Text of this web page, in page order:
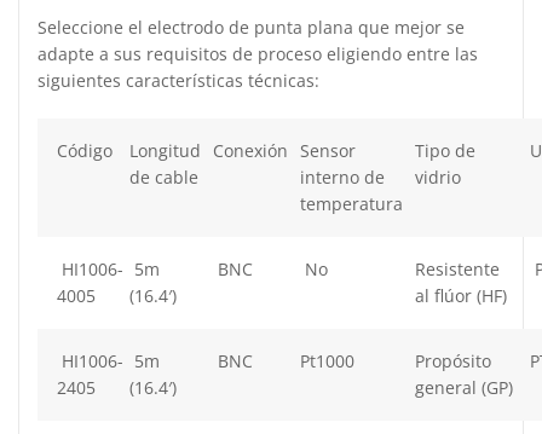
Seleccione el electrodo de punta plana que mejor se
adapte a sus requisitos de proceso eligiendo entre las
siguientes características técnicas:
Código
Longitud
de cable
Conexión
Sensor
interno de
temperatura
Tipo de
vidrio
HI1006-
4005
5m
(16.4′)
BNC No
Resistente
al flúor (HF)
HI1006-
2405
5m
(16.4′)
BNC Pt1000
Propósito
general (GP)